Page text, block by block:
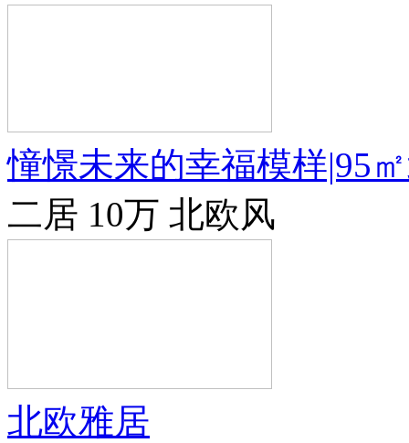
憧憬未来的幸福模样|95
二居 10万 北欧风
北欧雅居